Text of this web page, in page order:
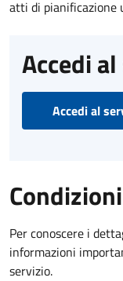
atti di pianificazione
Accedi
Accedi al
Per conoscere i
informazioni
servizio.